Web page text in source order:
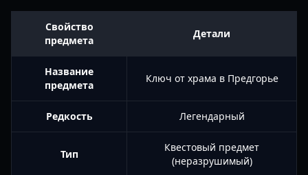
Свойство
предмета
Детали
Название
предмета
Ключ от храма в Предгорье
Редкость Легендарный
Тип
Квестовый предмет
(неразрушимый)